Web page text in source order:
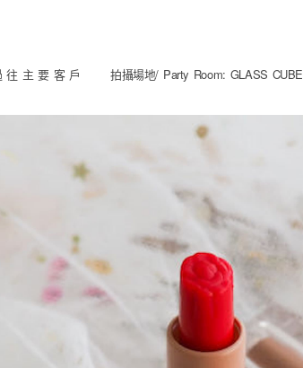
往 主 要 客 戶 拍攝場地/ Party Room: GLASS CUBE